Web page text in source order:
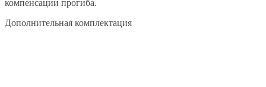
компенсации прогиба.
Дополнительная комплектация